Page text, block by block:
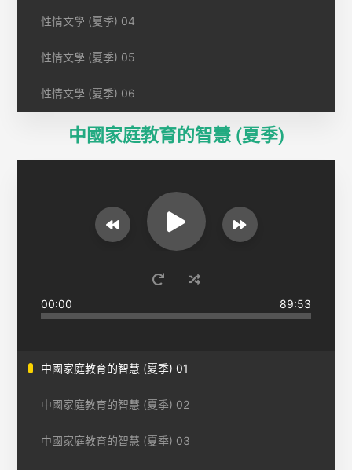
性情文學 (夏季) 04
性情文學 (夏季) 05
性情文學 (夏季) 06
中國家庭教育的智慧 (夏季)
00:00 89:53
中國家庭教育的智慧 (夏季) 01
中國家庭教育的智慧 (夏季) 02
中國家庭教育的智慧 (夏季) 03